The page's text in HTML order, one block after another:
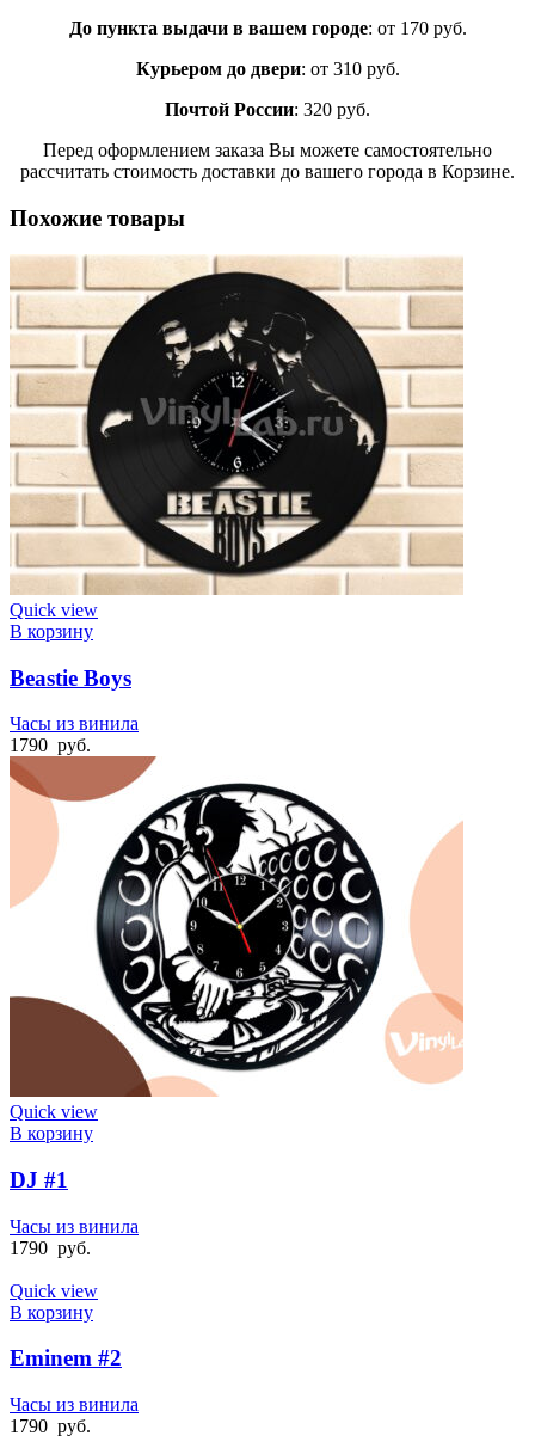
До пункта выдачи в вашем городе: от 170 руб.
Курьером до двери: от 310 руб.
Почтой России: 320 руб.
Перед оформлением заказа Вы можете самостоятельно
рассчитать стоимость доставки до вашего города в Корзине.
Похожие товары
Quick view
В корзину
Beastie Boys
Часы из винила
1790 руб.
Quick view
В корзину
DJ #1
Часы из винила
1790 руб.
Quick view
В корзину
Eminem #2
Часы из винила
1790 руб.